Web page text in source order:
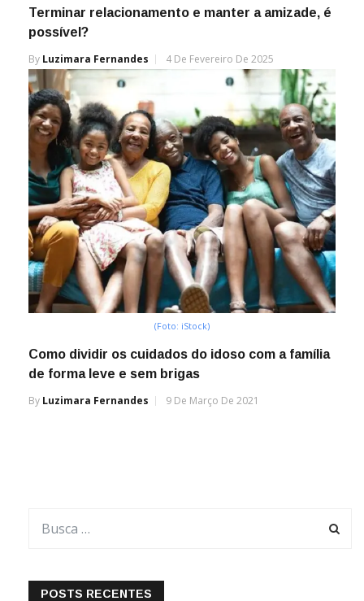
Terminar relacionamento e manter a amizade, é
possível?
By Luzimara Fernandes 4 De Fevereiro De 2025
(Foto: iStock)
Como dividir os cuidados do idoso com a família
de forma leve e sem brigas
By Luzimara Fernandes 9 De Março De 2021
POSTS RECENTES